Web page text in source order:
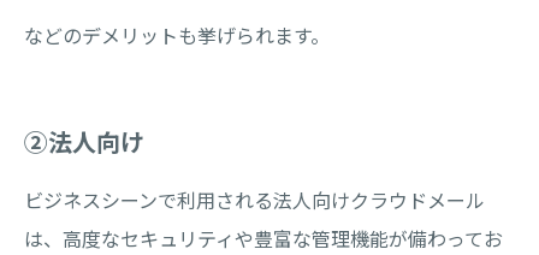
などのデメリットも挙げられます。
②法人向け
ビジネスシーンで利用される法人向けクラウドメール
は、高度なセキュリティや豊富な管理機能が備わってお